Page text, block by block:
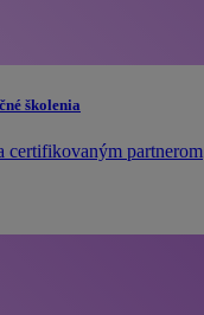
školenia
certifikovaným partnerom